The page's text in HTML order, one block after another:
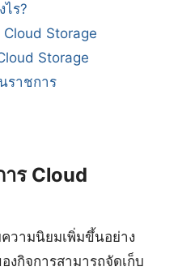
ร?
Cloud Storage
Storage
ราชการ
าร Cloud
วามนิยมเพิ่มขึ้นอย่าง
งกิจการสามารถจัดเก็บ